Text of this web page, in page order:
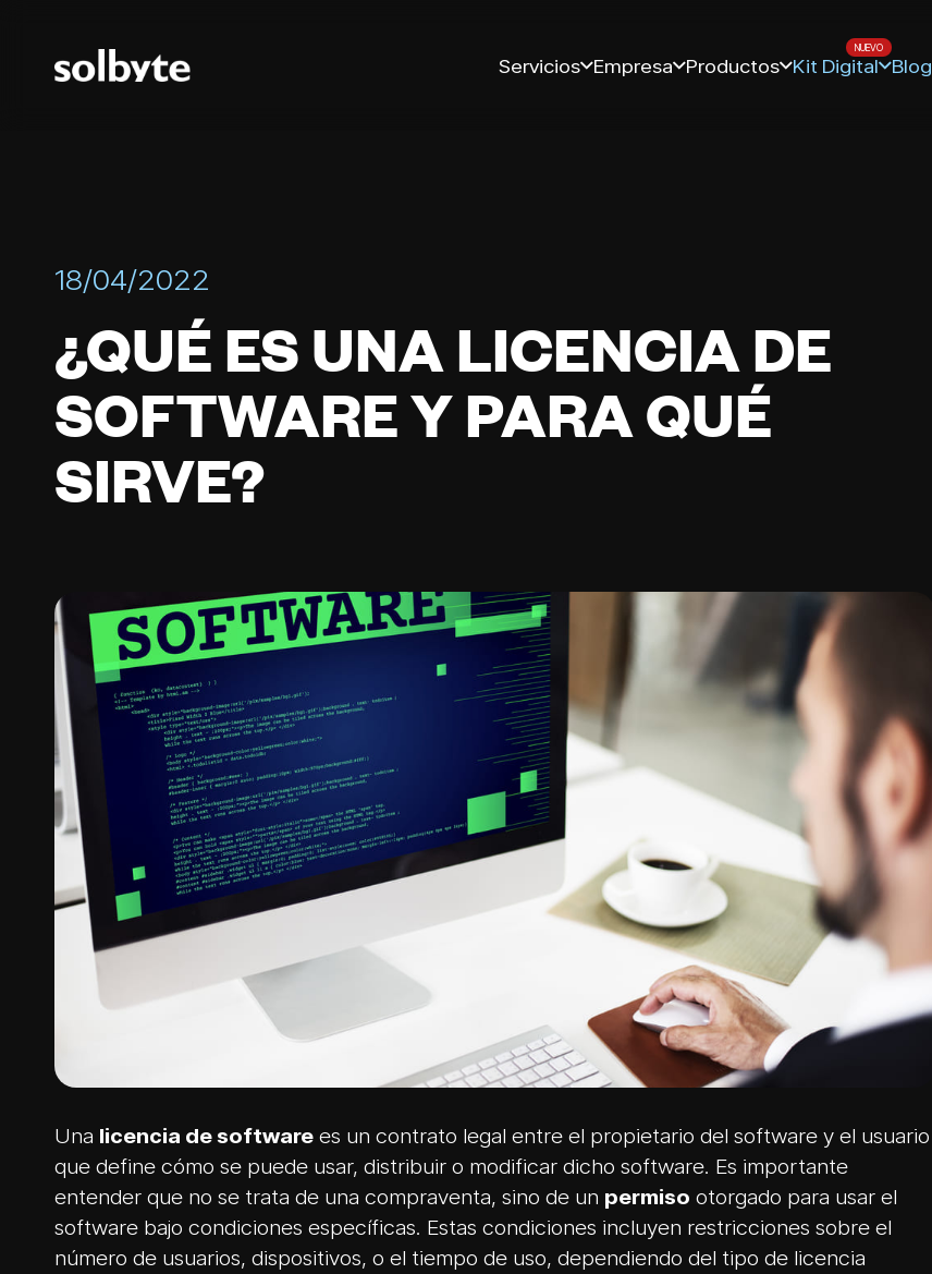
Servicios Empresa Productos Kit Digital Blog
18/04/2022
¿QUÉ ES UNA LICENCIA DE
SOFTWARE Y PARA QUÉ
SIRVE?
Una licencia de software es un contrato legal entre el propietario del software y el usuario
que define cómo se puede usar, distribuir o modificar dicho software. Es importante
entender que no se trata de una compraventa, sino de un permiso otorgado para usar el
software bajo condiciones específicas. Estas condiciones incluyen restricciones sobre el
número de usuarios, dispositivos, o el tiempo de uso, dependiendo del tipo de licencia